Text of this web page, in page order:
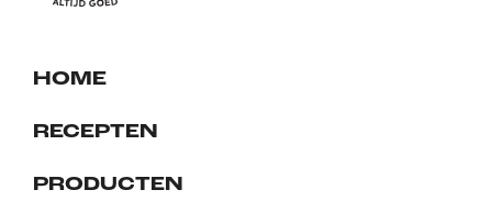
HOME
RECEPTEN
PRODUCTEN